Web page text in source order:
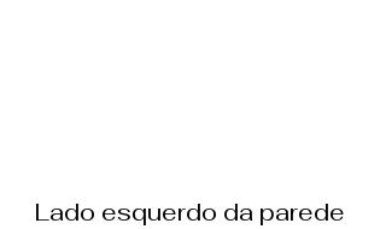
Lado esquerdo da parede